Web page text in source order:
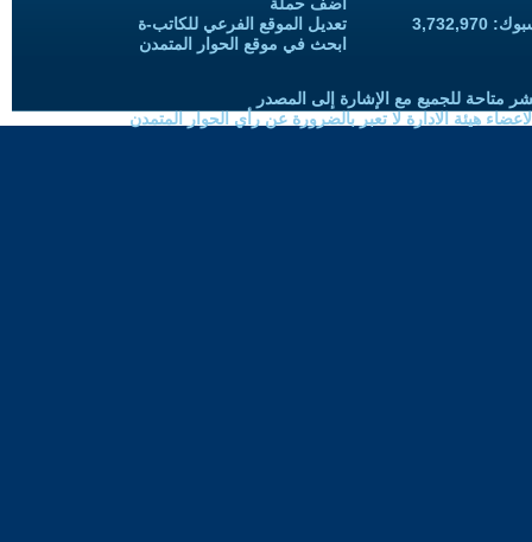
تعديل الموقع الفرعي للكاتب-ة
ابحث في موقع الحوار المتمدن
متاحة للجميع مع الإشارة إلى المصدر
هيئة الادارة لا تعبر بالضرورة عن رأي الحوار المتمدن